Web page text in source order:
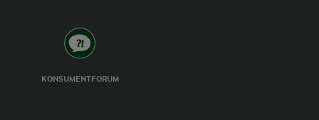
KONSUMENTFORUM